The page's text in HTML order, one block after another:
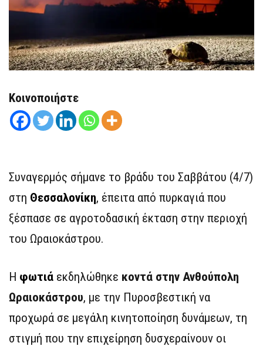
Κοινοποιήστε
Συναγερμός σήμανε το βράδυ του Σαββάτου (4/7)
στη Θεσσαλονίκη, έπειτα από πυρκαγιά που
ξέσπασε σε αγροτοδασική έκταση στην περιοχή
του Ωραιοκάστρου.
Η φωτιά εκδηλώθηκε κοντά στην Ανθούπολη
Ωραιοκάστρου, με την Πυροσβεστική να
προχωρά σε μεγάλη κινητοποίηση δυνάμεων, τη
στιγμή που την επιχείρηση δυσχεραίνουν οι